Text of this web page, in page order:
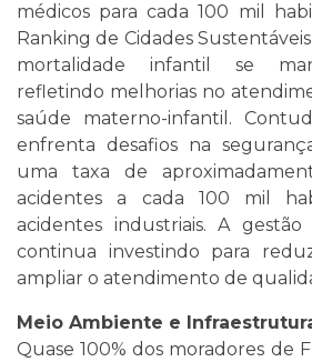
médicos para cada 100 mil
Ranking de Cidades
mortalidade infantil se
refletindo melhorias no
saúde materno-infantil.
enfrenta desafios na
uma taxa de
acidentes a cada 100 mil
acidentes industriais. A
continua investindo para
ampliar o atendimento de
Meio Ambiente e
Quase 100% dos moradores de